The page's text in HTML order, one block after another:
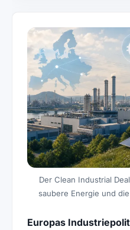
Der Clean Industrial
saubere Energie und
Europas